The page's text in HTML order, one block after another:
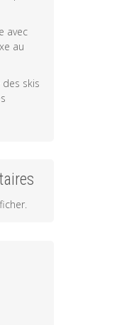
avec
au
des skis